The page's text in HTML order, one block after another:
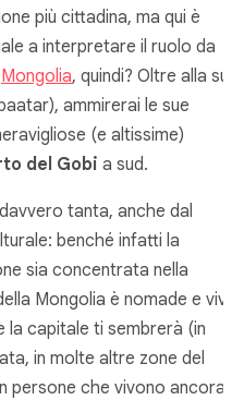
più cittadina, ma qui è
a interpretare il ruolo da
Mongolia, quindi? Oltre alla
ammirerai le sue
(e altissime)
del Gobi a sud.
tanta, anche dal
benché infatti la
sia concentrata nella
Mongolia è nomade e
la capitale ti sembrerà (in
in molte altre zone del
persone che vivono ancora